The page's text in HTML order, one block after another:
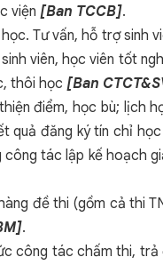
viện [Ban TCCB].
Tư vấn, hỗ trợ sinh
viên, học viên tốt
thôi học [Ban
điểm, học bù; lịch
đăng ký tín chỉ
tác lập kế hoạch
đề thi (gồm cả thi
.
công tác chấm thi,